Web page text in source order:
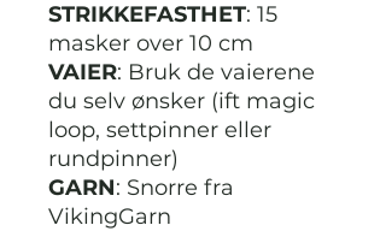
STRIKKEFASTHET: 15
masker over 10 cm
VAIER: Bruk de vaierene
du selv ønsker (ift magic
loop, settpinner eller
rundpinner)
GARN: Snorre fra
VikingGarn